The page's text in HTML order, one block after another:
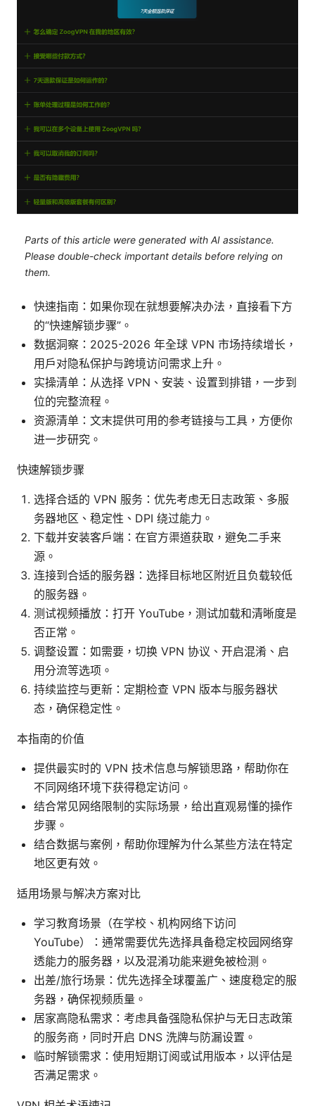
Parts of this article were generated with AI assistance.
Please double-check important details before relying on
them.
快速指南：如果你现在就想要解决办法，直接看下方
的“快速解锁步骤”。
数据洞察：2025-2026 年全球 VPN 市场持续增长，
用户对隐私保护与跨境访问需求上升。
实操清单：从选择 VPN、安装、设置到排错，一步到
位的完整流程。
资源清单：文末提供可用的参考链接与工具，方便你
进一步研究。
快速解锁步骤
选择合适的 VPN 服务：优先考虑无日志政策、多服
务器地区、稳定性、DPI 绕过能力。
下载并安装客户端：在官方渠道获取，避免二手来
源。
连接到合适的服务器：选择目标地区附近且负载较低
的服务器。
测试视频播放：打开 YouTube，测试加载和清晰度是
否正常。
调整设置：如需要，切换 VPN 协议、开启混淆、启
用分流等选项。
持续监控与更新：定期检查 VPN 版本与服务器状
态，确保稳定性。
本指南的价值
提供最实时的 VPN 技术信息与解锁思路，帮助你在
不同网络环境下获得稳定访问。
结合常见网络限制的实际场景，给出直观易懂的操作
步骤。
结合数据与案例，帮助你理解为什么某些方法在特定
地区更有效。
适用场景与解决方案对比
学习教育场景（在学校、机构网络下访问
YouTube）：通常需要优先选择具备稳定校园网络穿
透能力的服务器，以及混淆功能来避免被检测。
出差/旅行场景：优先选择全球覆盖广、速度稳定的服
务器，确保视频质量。
居家高隐私需求：考虑具备强隐私保护与无日志政策
的服务商，同时开启 DNS 洗牌与防漏设置。
临时解锁需求：使用短期订阅或试用版本，以评估是
否满足需求。